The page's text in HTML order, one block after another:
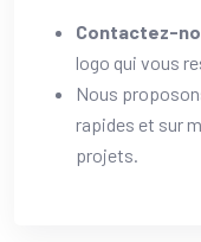
Contactez-
logo qui vous
Nous
rapides et sur
projets.